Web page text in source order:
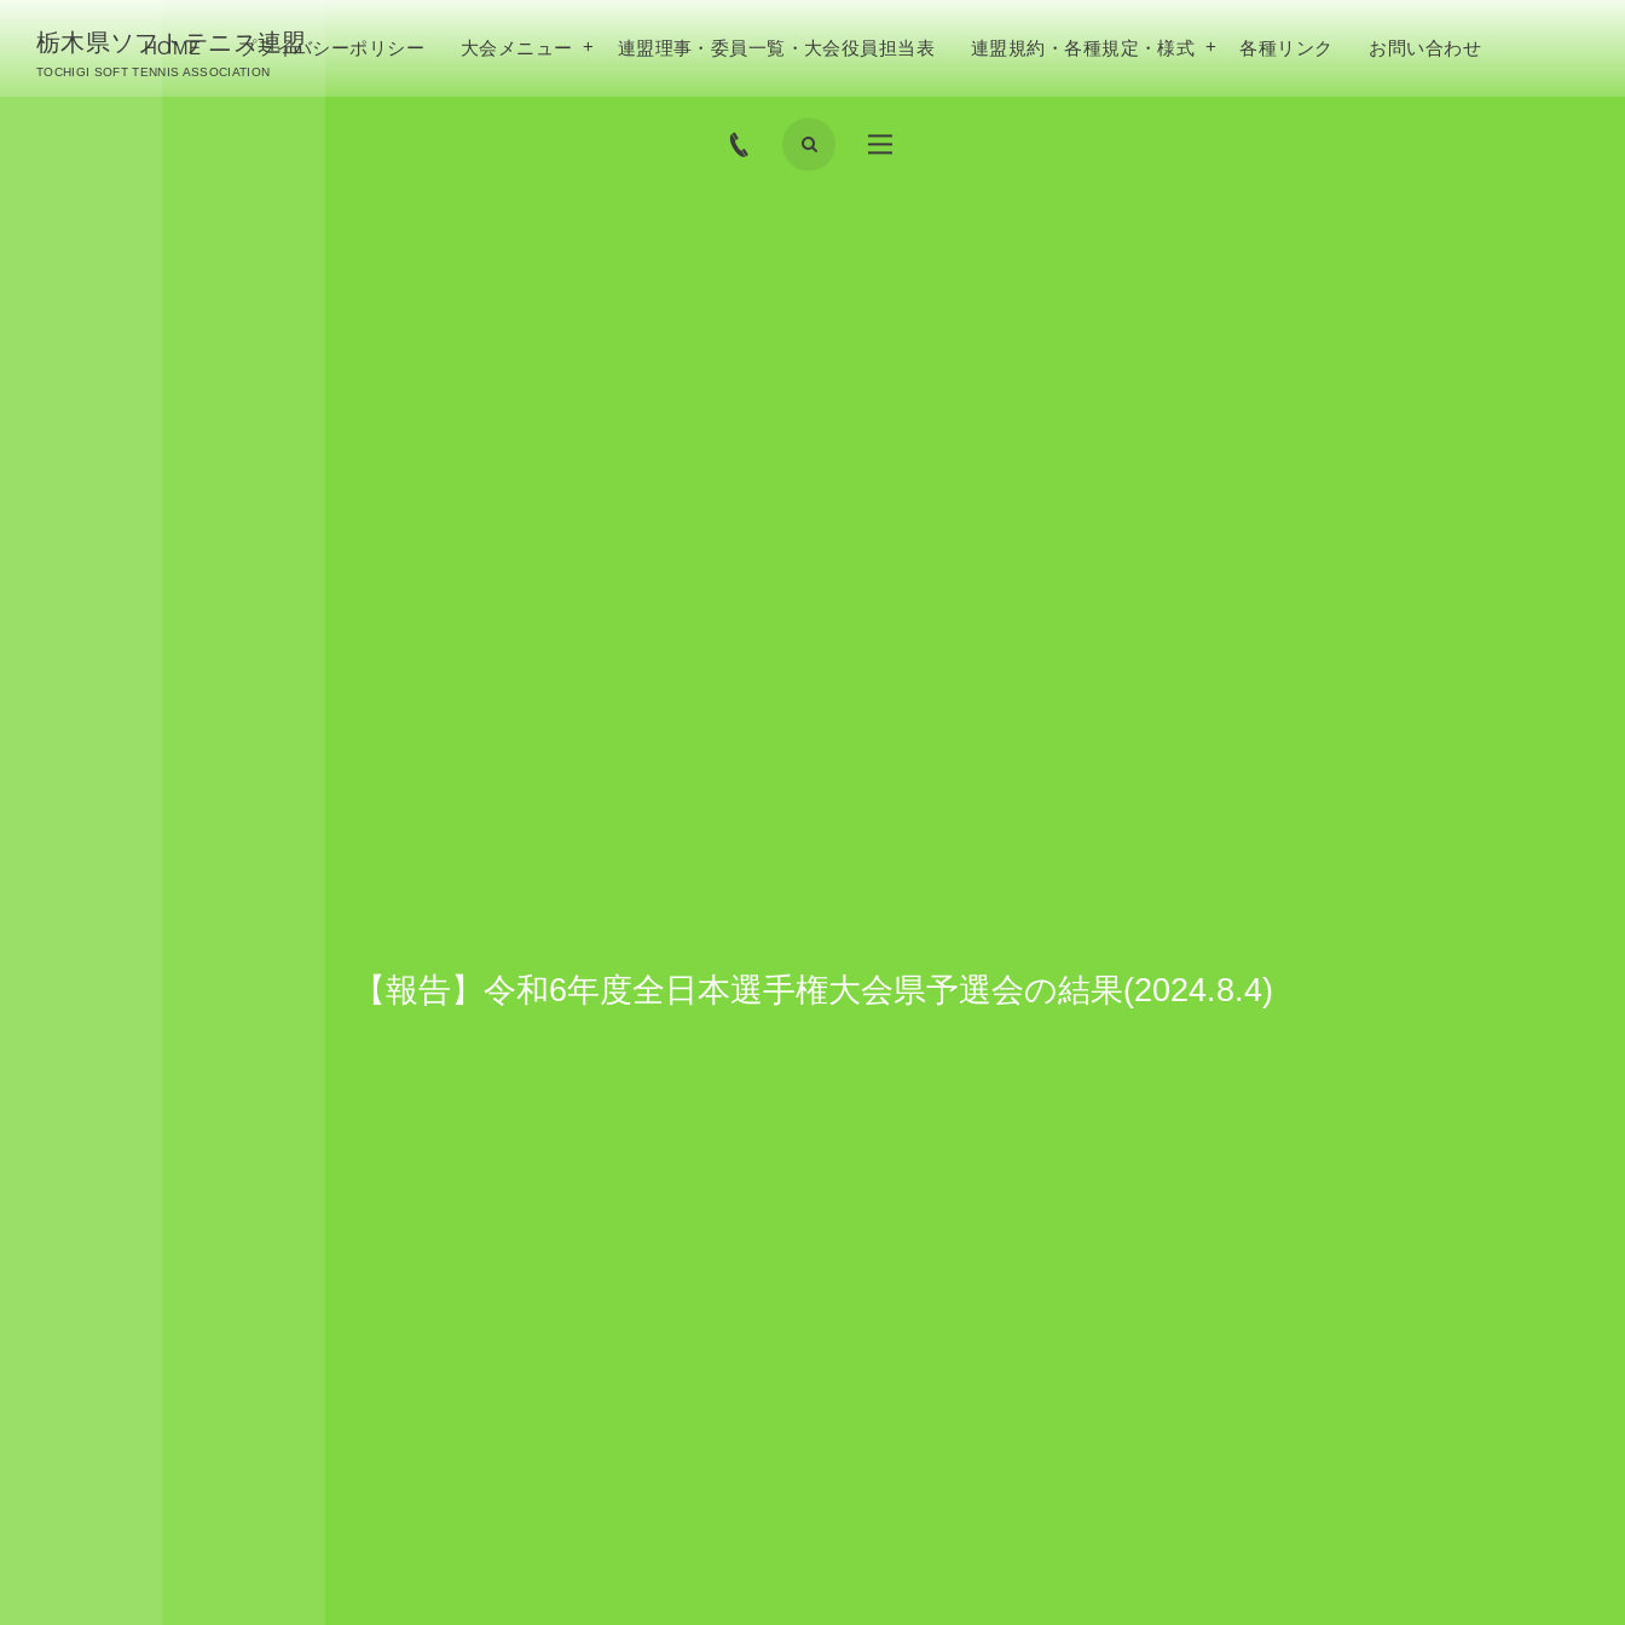
栃木県ソフトテニス連盟
TOCHIGI SOFT TENNIS ASSOCIATION
HOME プライバシーポリシー 大会メニュー 連盟理事・委員一覧・大会役員担当表 連盟規約・各種規定・様式 各種リンク お問い合わせ
【報告】令和6年度全日本選手権大会県予選会の結果(2024.8.4)